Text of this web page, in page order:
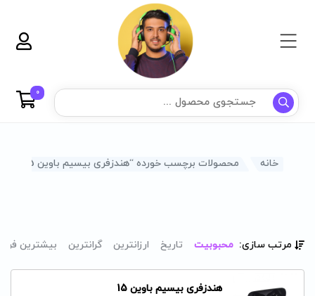
0
خانه محصولات برچسب خورده “هندزفری بیسیم باوین 15”
مرتب سازی: محبوبیت تاریخ ارزانترین گرانترین بیشترین
هندزفری بیسیم باوین 15